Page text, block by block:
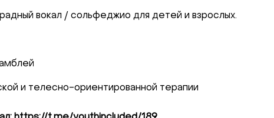
вокал / сольфеджио для детей и взрослых.
и телесно-ориентированной терапии